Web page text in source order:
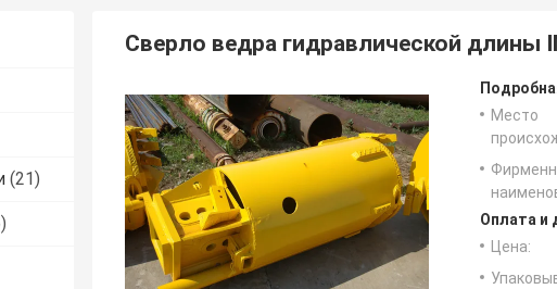
(21)
Сверло ведра гидравлической длины
Место
Оплата и
Цена: